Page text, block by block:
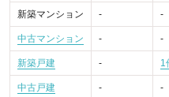
新築マンション - -
中古マンション - -
新築戸建 - 1
中古戸建 - -